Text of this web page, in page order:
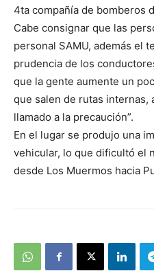
4ta compañía de bomberos
Cabe consignar que las
personal SAMU, además el
prudencia de los
que la gente aumente un
que salen de rutas internas,
llamado a la precaución”.
En el lugar se produjo una
vehicular, lo que dificultó el
desde Los Muermos hacia